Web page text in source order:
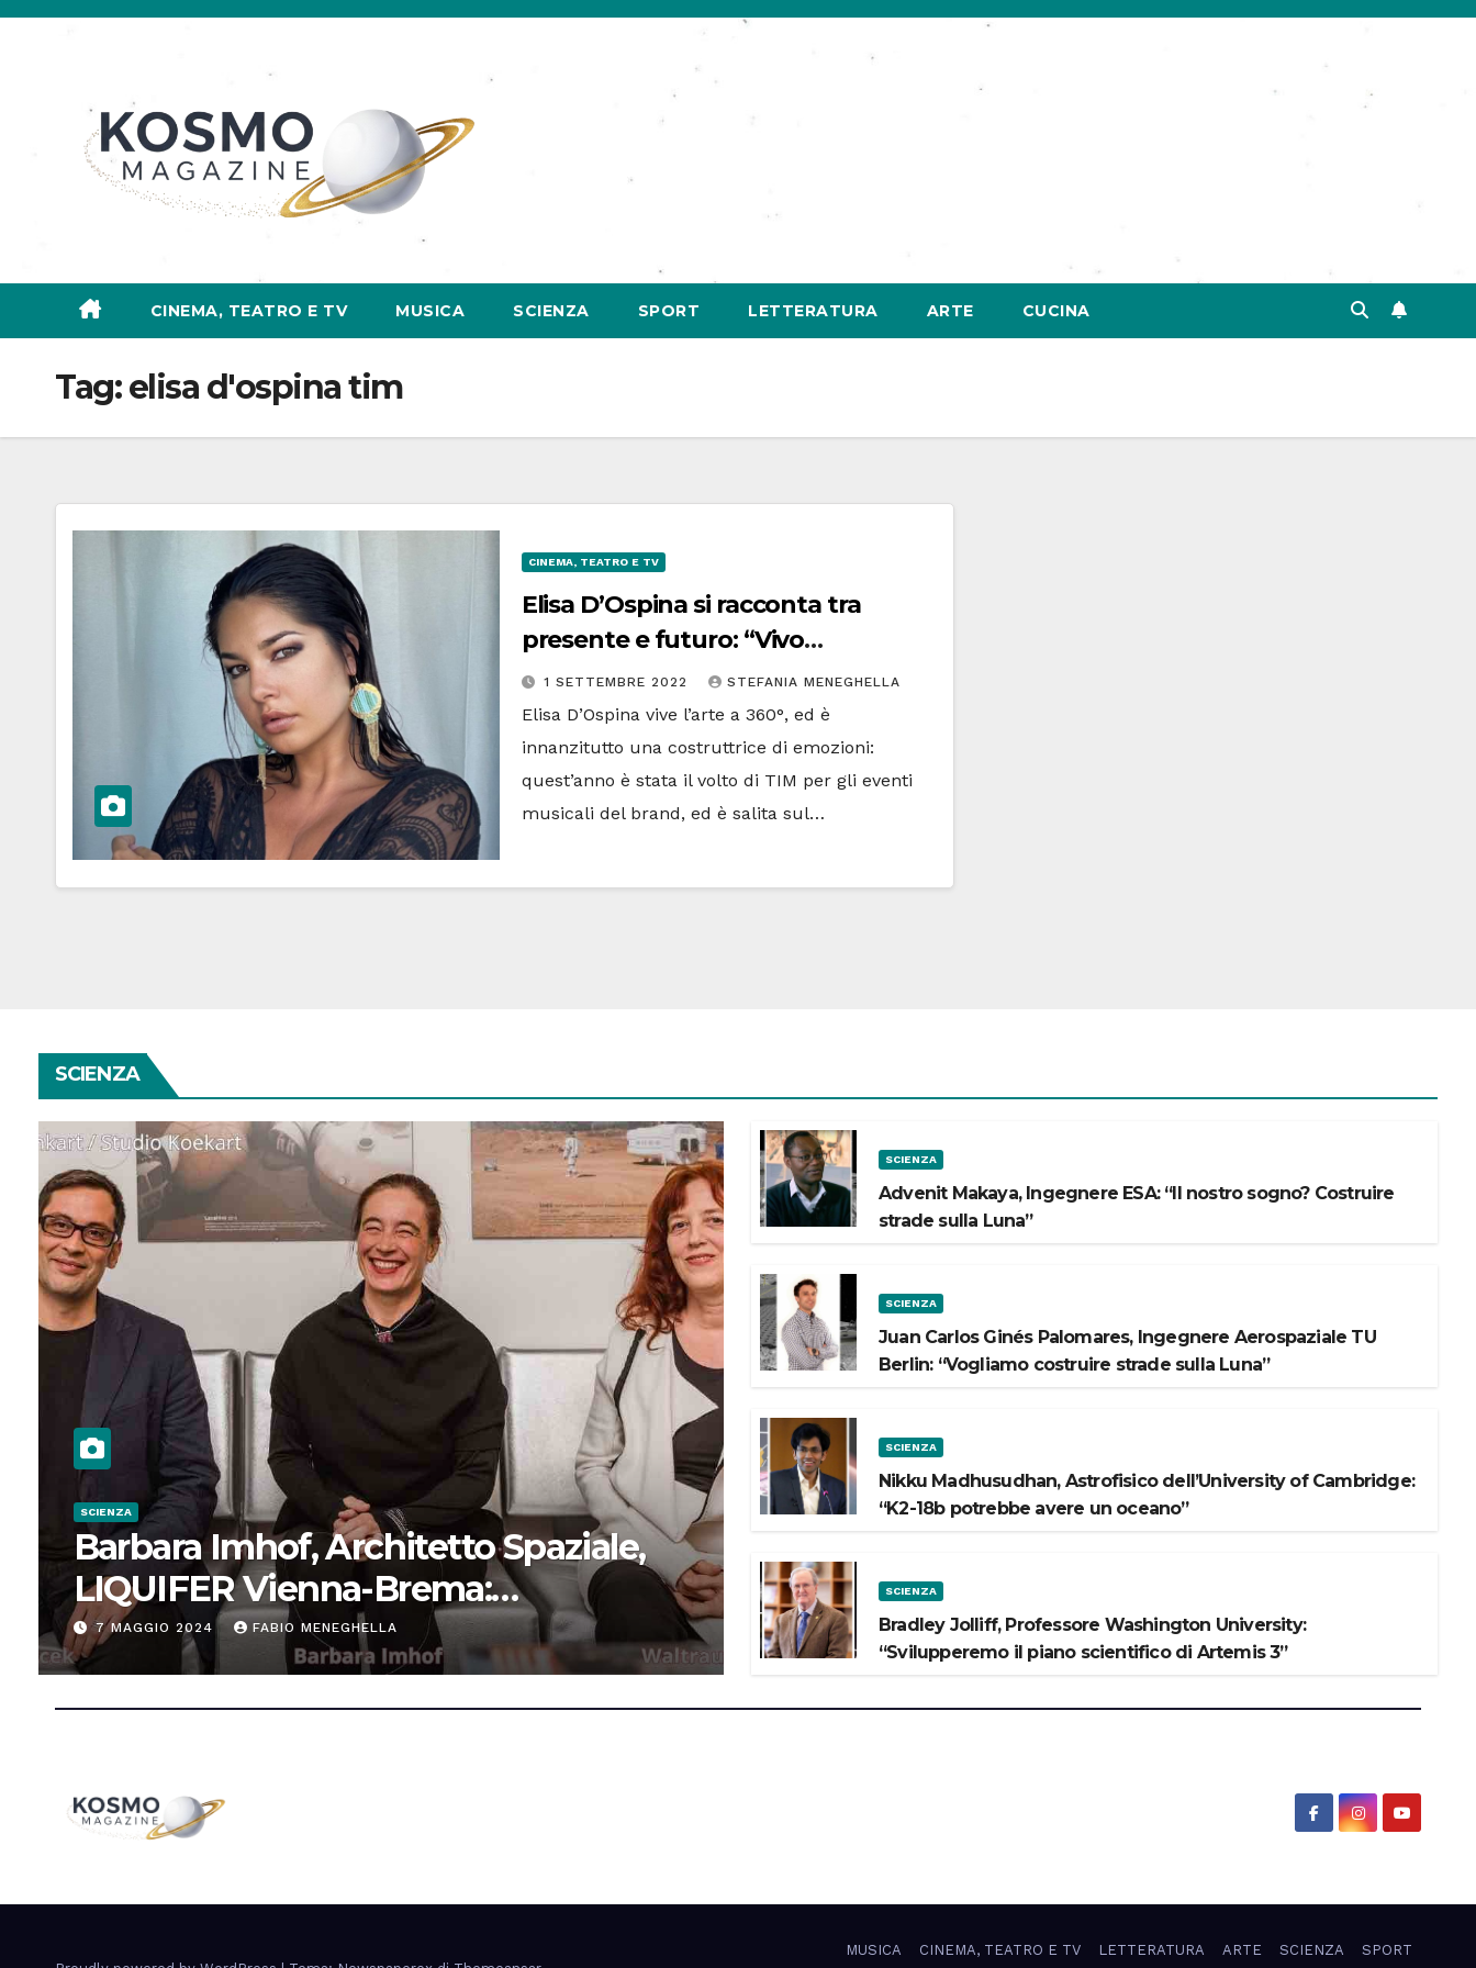
Salta
CINEMA, TEATRO E TV MUSICA SCIENZA SPORT LETTERATURA ARTE CUCINA
Tag:elisa d'ospina tim
CINEMA, TEATRO E TV
Elisa D’Ospina si racconta tra
presente e futuro: “Vivo
esperienze che mi sono cucite
addosso”
1 SETTEMBRE 2022 STEFANIA MENEGHELLA
Elisa D’Ospina vive l’arte a 360°, ed è
innanzitutto una costruttrice di emozioni:
quest’anno è stata il volto di TIM per gli eventi
musicali del brand, ed è salita sul…
SCIENZA
SCIENZA
Barbara Imhof, Architetto Spaziale,
LIQUIFER Vienna-Brema:
“Progettiamo habitat per lo Spazio”
7 MAGGIO 2024 FABIO MENEGHELLA
SCIENZA
Advenit Makaya, Ingegnere ESA: “Il nostro sogno? Costruire
strade sulla Luna”
SCIENZA
Juan Carlos Ginés Palomares, Ingegnere Aerospaziale TU
Berlin: “Vogliamo costruire strade sulla Luna”
SCIENZA
Nikku Madhusudhan, Astrofisico dell’University of Cambridge:
“K2-18b potrebbe avere un oceano”
SCIENZA
Bradley Jolliff, Professore Washington University:
“Svilupperemo il piano scientifico di Artemis 3”
MUSICA CINEMA, TEATRO E TV LETTERATURA ARTE SCIENZA SPORT